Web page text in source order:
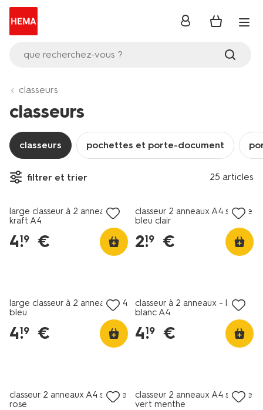
que recherchez-vous ?
se
classeurs
classeurs
classeurs pochettes et porte-document
filtrer et trier 25 articles
large classeur à 2 anneaux
kraft A4
4.
19 €
classeur 2 anneaux A4 souple
bleu clair
2.
19 €
large classeur à 2 anneaux A4
bleu
4.
19 €
classeur à 2 anneaux - large
blanc A4
4.
19 €
classeur 2 anneaux A4 souple
rose
classeur 2 anneaux A4 souple
vert menthe